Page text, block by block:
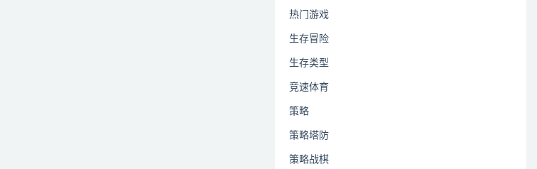
热门游戏
生存冒险
生存类型
竞速体育
策略
策略塔防
策略战棋